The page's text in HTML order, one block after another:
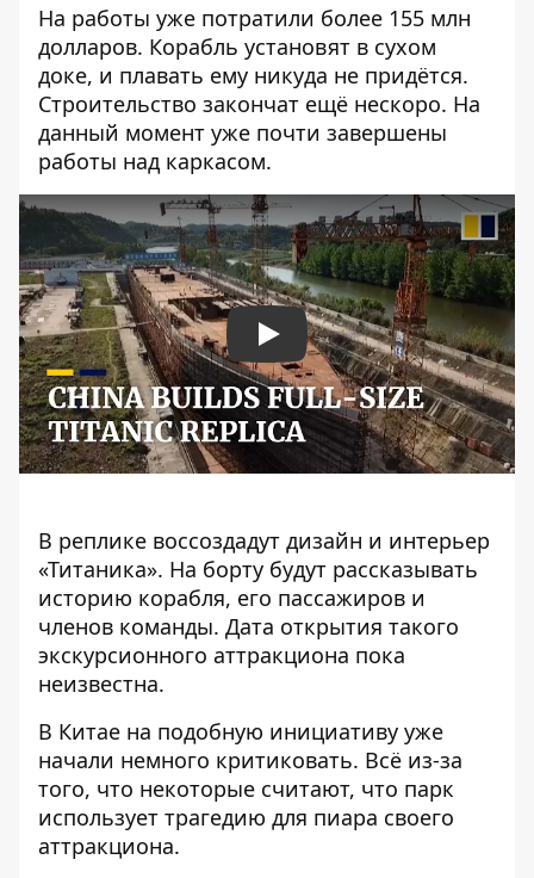
На работы уже потратили более 155 млн
долларов. Корабль установят в сухом
доке, и плавать ему никуда не придётся.
Строительство закончат ещё нескоро. На
данный момент уже почти завершены
работы над каркасом.
Play
В реплике воссоздадут дизайн и интерьер
«Титаника». На борту будут рассказывать
историю корабля, его пассажиров и
членов команды. Дата открытия такого
экскурсионного аттракциона пока
неизвестна.
В Китае на подобную инициативу уже
начали немного критиковать. Всё из-за
того, что некоторые считают, что парк
использует трагедию для пиара своего
аттракциона.